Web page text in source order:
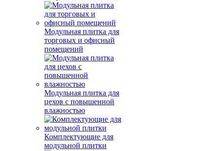
Модульная плитка для
торговых и офисный
помещений
Модульная плитка для
цехов с повышенной
влажностью
Комплектующие для
модульной плитки